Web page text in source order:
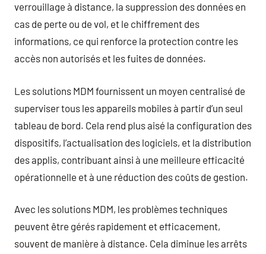
verrouillage à distance, la suppression des données en
cas de perte ou de vol, et le chiffrement des
informations, ce qui renforce la protection contre les
accès non autorisés et les fuites de données.
Les solutions MDM fournissent un moyen centralisé de
superviser tous les appareils mobiles à partir d’un seul
tableau de bord. Cela rend plus aisé la configuration des
dispositifs, l’actualisation des logiciels, et la distribution
des applis, contribuant ainsi à une meilleure efficacité
opérationnelle et à une réduction des coûts de gestion.
Avec les solutions MDM, les problèmes techniques
peuvent être gérés rapidement et efficacement,
souvent de manière à distance. Cela diminue les arrêts